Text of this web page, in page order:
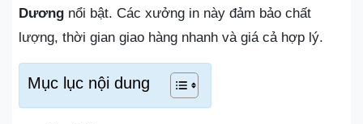
Dương nổi bật. Các xưởng in này đảm bảo chất
lượng, thời gian giao hàng nhanh và giá cả hợp lý.
Mục lục nội dung